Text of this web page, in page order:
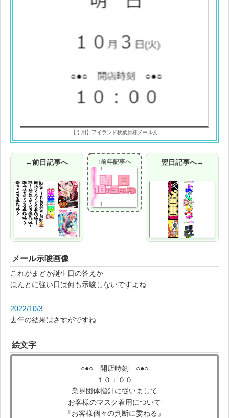
【引用】アイランド秋葉原様メール文
←前日記事へ ↑前年記事へ 翌日記事へ→
メール示唆画像
これがまどか誕生日の答えか
ほんとに強い日は何も示唆しないですよね
2022/10/3
去年の結果はさすがですね
絵文字
○●○ 開店時刻 ○●○
１０：００
業界団体指針に従いまして
お客様のマスク着用について
『お客様個々の判断に委ねる』